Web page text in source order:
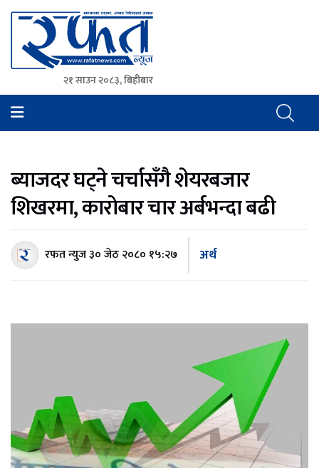
Rafat News
समाचारको रफ्तार, आवाज बिहिनहरुको आवाज
२१ साउन २०८३, बिहीबार
ब्याजदर घट्ने चर्चासँगै शेयरबजार
शिखरमा, कारोबार चार अर्बभन्दा बढी
रफत न्युज३० जेठ २०८० १५:२७ अर्थ